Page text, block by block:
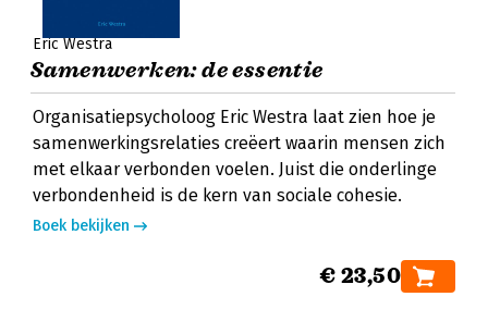
Eric Westra
Samenwerken: de essentie
Organisatiepsycholoog Eric Westra laat zien hoe je
samenwerkingsrelaties creëert waarin mensen zich
met elkaar verbonden voelen. Juist die onderlinge
verbondenheid is de kern van sociale cohesie.
Boek bekijken
€ 23,50